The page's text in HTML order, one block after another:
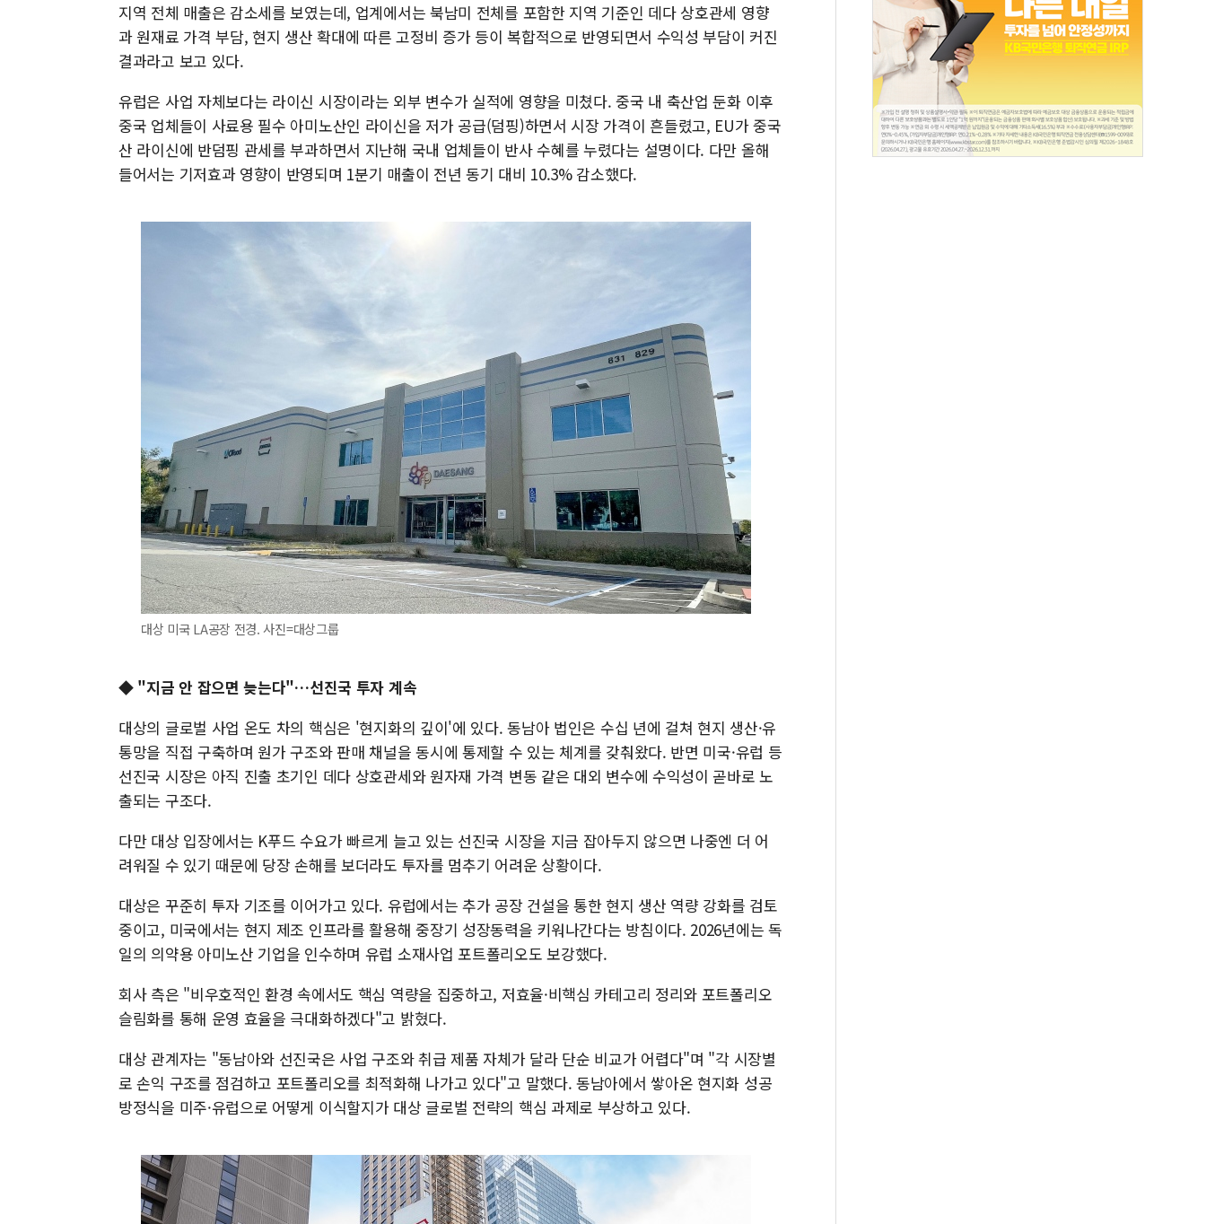
지역 전체 매출은 감소세를 보였는데, 업계에서는 북남미 전체를 포함한 지역 기준인 데다 상호관세 영향
과 원재료 가격 부담, 현지 생산 확대에 따른 고정비 증가 등이 복합적으로 반영되면서 수익성 부담이 커진
결과라고 보고 있다.
유럽은 사업 자체보다는 라이신 시장이라는 외부 변수가 실적에 영향을 미쳤다. 중국 내 축산업 둔화 이후
중국 업체들이 사료용 필수 아미노산인 라이신을 저가 공급(덤핑)하면서 시장 가격이 흔들렸고, EU가 중국
산 라이신에 반덤핑 관세를 부과하면서 지난해 국내 업체들이 반사 수혜를 누렸다는 설명이다. 다만 올해
들어서는 기저효과 영향이 반영되며 1분기 매출이 전년 동기 대비 10.3% 감소했다.
대상 미국 LA공장 전경. 사진=대상그룹
◆ "지금 안 잡으면 늦는다"…선진국 투자 계속
대상의 글로벌 사업 온도 차의 핵심은 '현지화의 깊이'에 있다. 동남아 법인은 수십 년에 걸쳐 현지 생산·유
통망을 직접 구축하며 원가 구조와 판매 채널을 동시에 통제할 수 있는 체계를 갖춰왔다. 반면 미국·유럽 등
선진국 시장은 아직 진출 초기인 데다 상호관세와 원자재 가격 변동 같은 대외 변수에 수익성이 곧바로 노
출되는 구조다.
다만 대상 입장에서는 K푸드 수요가 빠르게 늘고 있는 선진국 시장을 지금 잡아두지 않으면 나중엔 더 어
려워질 수 있기 때문에 당장 손해를 보더라도 투자를 멈추기 어려운 상황이다.
대상은 꾸준히 투자 기조를 이어가고 있다. 유럽에서는 추가 공장 건설을 통한 현지 생산 역량 강화를 검토
중이고, 미국에서는 현지 제조 인프라를 활용해 중장기 성장동력을 키워나간다는 방침이다. 2026년에는 독
일의 의약용 아미노산 기업을 인수하며 유럽 소재사업 포트폴리오도 보강했다.
회사 측은 "비우호적인 환경 속에서도 핵심 역량을 집중하고, 저효율·비핵심 카테고리 정리와 포트폴리오
슬림화를 통해 운영 효율을 극대화하겠다"고 밝혔다.
대상 관계자는 "동남아와 선진국은 사업 구조와 취급 제품 자체가 달라 단순 비교가 어렵다"며 "각 시장별
로 손익 구조를 점검하고 포트폴리오를 최적화해 나가고 있다"고 말했다. 동남아에서 쌓아온 현지화 성공
방정식을 미주·유럽으로 어떻게 이식할지가 대상 글로벌 전략의 핵심 과제로 부상하고 있다.